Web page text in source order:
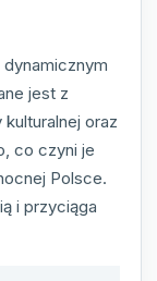
jest z
oraz
co czyni je
Polsce.
i przyciąga